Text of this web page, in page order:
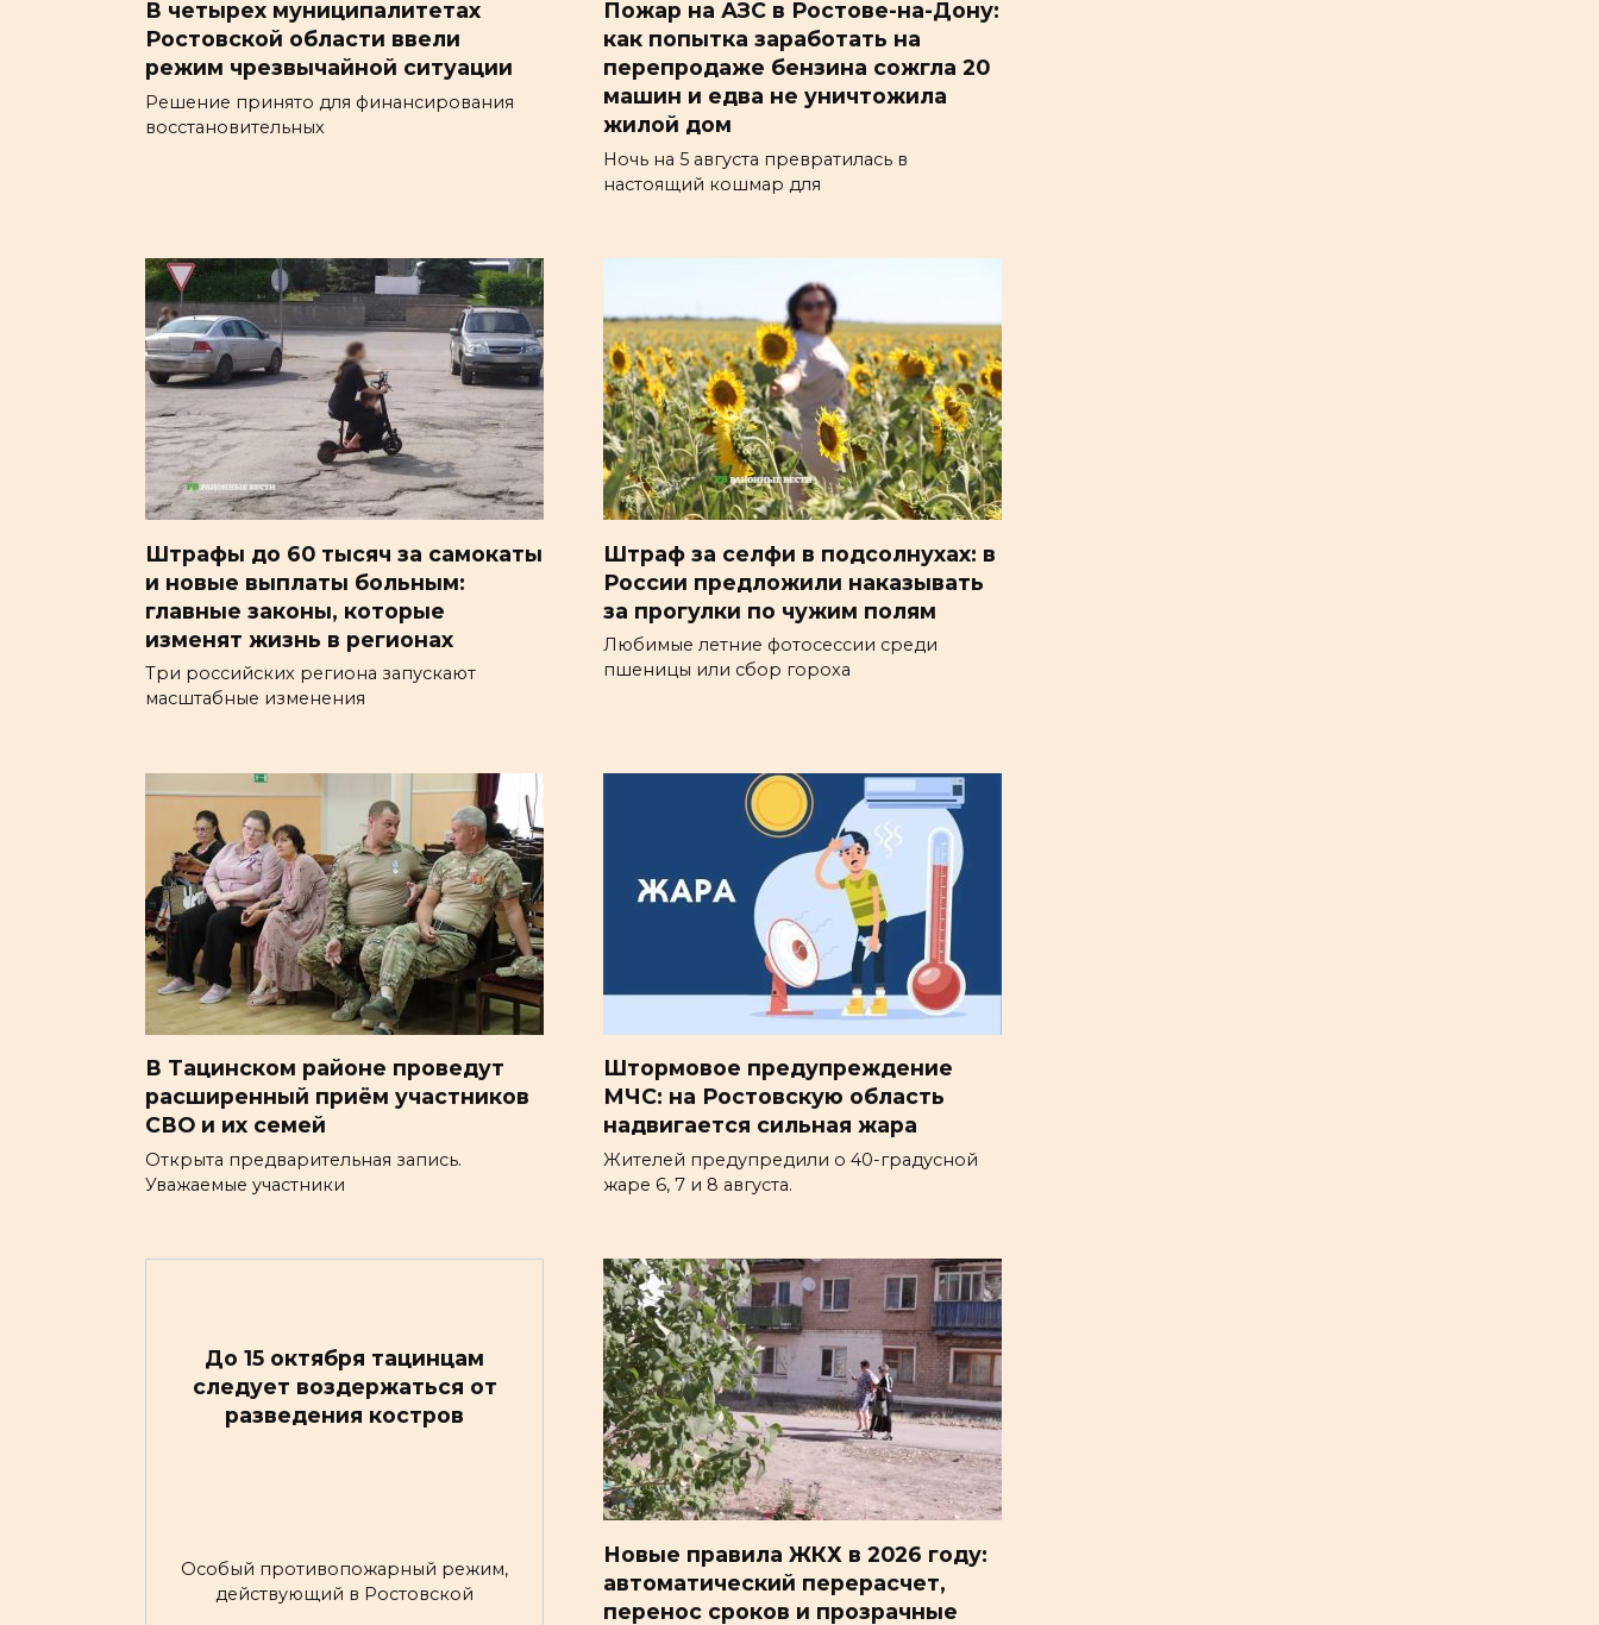
В четырех муниципалитетах
Ростовской области ввели
режим чрезвычайной ситуации
Решение принято для финансирования
восстановительных
Пожар на АЗС в Ростове-на-Дону:
как попытка заработать на
перепродаже бензина сожгла 20
машин и едва не уничтожила
жилой дом
Ночь на 5 августа превратилась в
настоящий кошмар для
Штрафы до 60 тысяч за самокаты
и новые выплаты больным:
главные законы, которые
изменят жизнь в регионах
Три российских региона запускают
масштабные изменения
Штраф за селфи в подсолнухах: в
России предложили наказывать
за прогулки по чужим полям
Любимые летние фотосессии среди
пшеницы или сбор гороха
В Тацинском районе проведут
расширенный приём участников
СВО и их семей
Открыта предварительная запись.
Уважаемые участники
Штормовое предупреждение
МЧС: на Ростовскую область
надвигается сильная жара
Жителей предупредили о 40-градусной
жаре 6, 7 и 8 августа.
До 15 октября тацинцам
следует воздержаться от
разведения костров
Особый противопожарный режим,
действующий в Ростовской
Новые правила ЖКХ в 2026 году:
автоматический перерасчет,
перенос сроков и прозрачные